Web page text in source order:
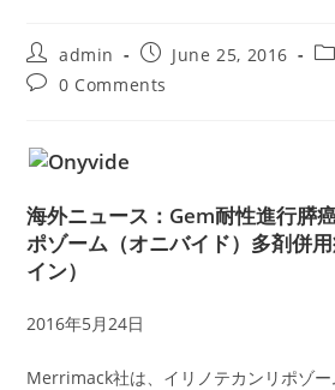
Post
author:
admin
Post
published:
June 25, 2016
Post0 Comments
海外ニュース：Gem耐性進行膵
ポゾーム（オニバイド）多剤併
イン）
2016年5月24日
Merrimack社は、イリノテカンリポゾ